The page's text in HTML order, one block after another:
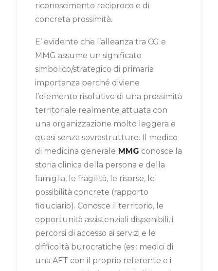
riconoscimento reciproco e di
concreta prossimità.
E’ evidente che l’alleanza tra CG e
MMG assume un significato
simbolico/strategico di primaria
importanza perché diviene
l’elemento risolutivo di una prossimità
territoriale realmente attuata con
una organizzazione molto leggera e
quasi senza sovrastrutture. Il medico
di medicina generale MMG conosce la
storia clinica della persona e della
famiglia, le fragilità, le risorse, le
possibilità concrete (rapporto
fiduciario). Conosce il territorio, le
opportunità assistenziali disponibili, i
percorsi di accesso ai servizi e le
difficoltà burocratiche (es.: medici di
una AFT con il proprio referente e i